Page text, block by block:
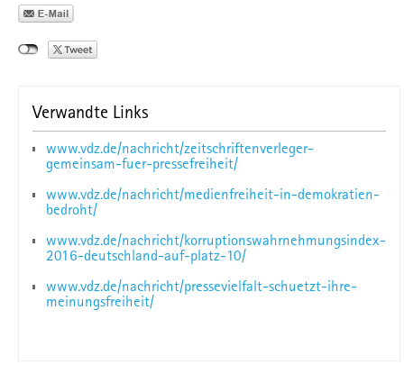
Verwandte Links
www.vdz.de/nachricht/zeitschriftenverleger-
gemeinsam-fuer-pressefreiheit/
www.vdz.de/nachricht/medienfreiheit-in-demokratien-
bedroht/
www.vdz.de/nachricht/korruptionswahrnehmungsindex-
2016-deutschland-auf-platz-10/
www.vdz.de/nachricht/pressevielfalt-schuetzt-ihre-
meinungsfreiheit/